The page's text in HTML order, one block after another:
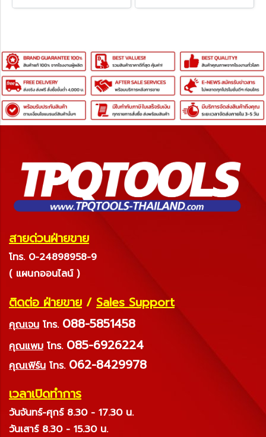
สายด่วนฝ่ายขาย
โทร. 0-24898958-9
( แผนกออนไลน์ )
ติดต่อ ฝ่ายขาย / Sales Support
คุณเจน โทร. 088-5851458
คุณแพม โทร. 085-6926224
คุณเฟิร์น โทร. 062-8429978
เวลาเปิดทำการ
วันจันทร์-ศุกร์ 8.30 - 17.30 น.
วันเสาร์ 8.30 - 15.30 น.